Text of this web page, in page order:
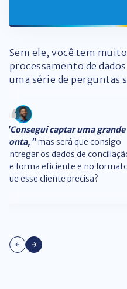
Sem ele, você tem
processamento de
uma série de perguntas
"Consegui captar uma grande
conta," mas será que consigo
entregar os dados de
de forma eficiente e no
que esse cliente precisa?